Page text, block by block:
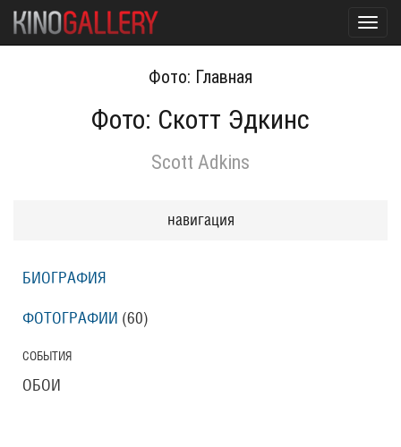
Фото: Главная
Фото: Скотт Эдкинс
Scott Adkins
навигация
БИОГРАФИЯ
ФОТОГРАФИИ (60)
СОБЫТИЯ
ОБОИ